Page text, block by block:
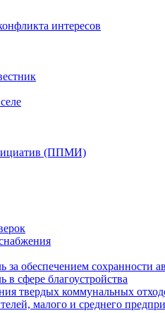
интересов
(ППМИ)
обеспечением сохранности
сфере благоустройства
твердых коммунальных
малого и среднего